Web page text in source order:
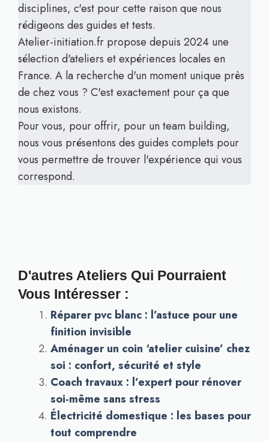
disciplines, c'est pour cette raison que nous
rédigeons des guides et tests.
Atelier-initiation.fr propose depuis 2024 une
sélection d'ateliers et expériences locales en
France. A la recherche d'un moment unique près
de chez vous ? C'est exactement pour ça que
nous existons.
Pour vous, pour offrir, pour un team building,
nous vous présentons des guides complets pour
vous permettre de trouver l'expérience qui vous
correspond.
D'autres Ateliers Qui Pourraient
Vous Intéresser :
Réparer pvc blanc : l’astuce pour une
finition invisible
Aménager un coin ‘atelier cuisine’ chez
soi : confort, sécurité et style
Coach travaux : l’expert pour rénover
soi-même sans stress
Électricité domestique : les bases pour
tout comprendre